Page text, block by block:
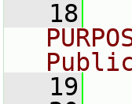
   18
   19